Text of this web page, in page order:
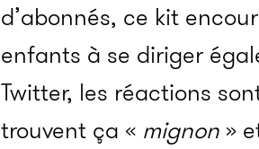
d’abonnés, ce kit
enfants à se diriger
Twitter, les réactions
trouvent ça « mignon »